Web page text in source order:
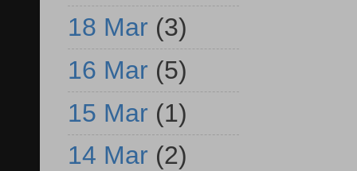
18 Mar (3)
16 Mar (5)
15 Mar (1)
14 Mar (2)